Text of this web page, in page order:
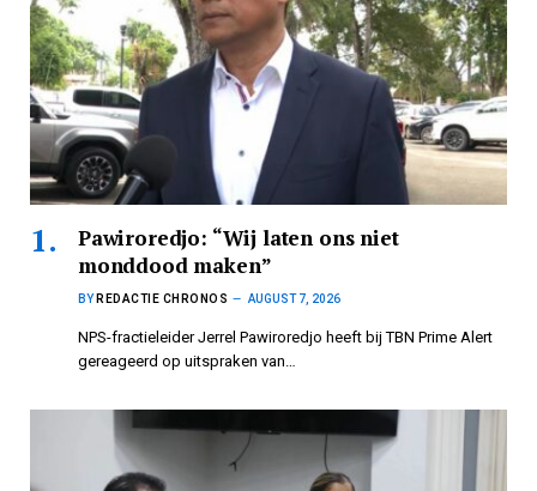
Pawiroredjo: “Wij laten ons niet
monddood maken”
BY REDACTIE CHRONOS AUGUST 7, 2026
NPS-fractieleider Jerrel Pawiroredjo heeft bij TBN Prime Alert
gereageerd op uitspraken van…